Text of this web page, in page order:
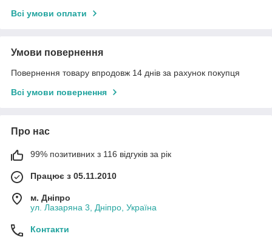
Всі умови оплати
Умови повернення
Повернення товару впродовж 14 днів за рахунок покупця
Всі умови повернення
Про нас
99% позитивних з 116 відгуків за рік
Працює з 05.11.2010
м. Дніпро
ул. Лазаряна 3, Дніпро, Україна
Контакти